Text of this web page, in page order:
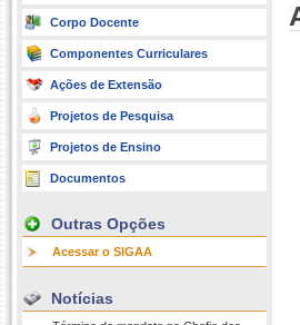
Corpo Docente
Componentes Curriculares
Ações de Extensão
Projetos de Pesquisa
Projetos de Ensino
Documentos
Outras Opções
Acessar o SIGAA
Notícias